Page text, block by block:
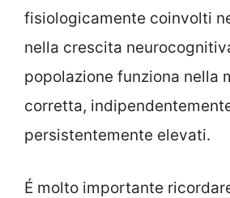
fisiologicamente coinvolti
nella crescita
popolazione funziona nella
corretta,
persistentemente elevati.
É molto importante